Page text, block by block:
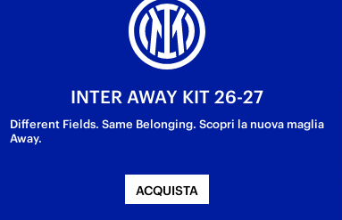
per 3-0 contro la Fiorentina, nella
INTER AWAY KIT 26-27
Different Fields. Same Belonging. Scopri la nuova maglia
Away.
ACQUISTA